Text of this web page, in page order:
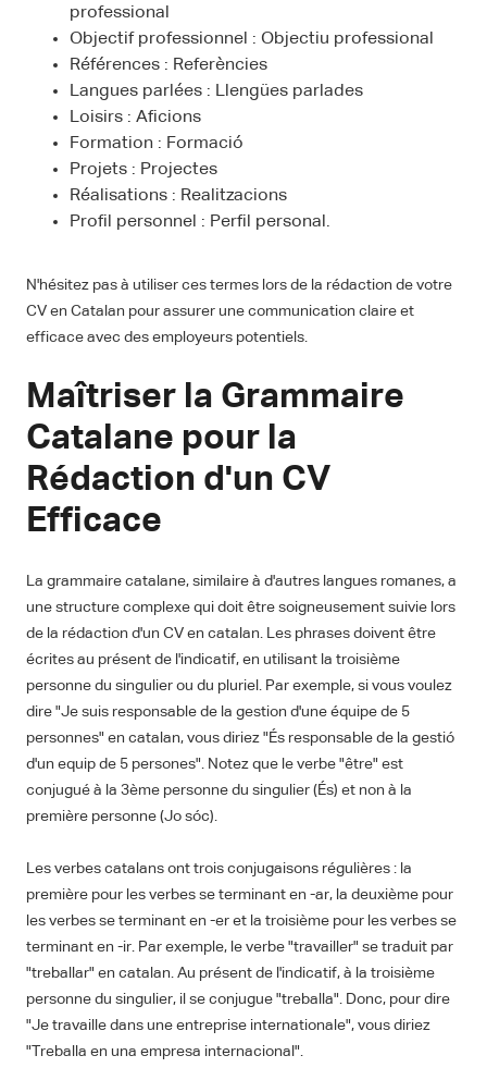
professional
Objectif professionnel : Objectiu professional
Références : Referències
Langues parlées : Llengües parlades
Loisirs : Aficions
Formation : Formació
Projets : Projectes
Réalisations : Realitzacions
Profil personnel : Perfil personal.
N'hésitez pas à utiliser ces termes lors de la rédaction de votre
CV en Catalan pour assurer une communication claire et
efficace avec des employeurs potentiels.
Maîtriser la Grammaire
Catalane pour la
Rédaction d'un CV
Efficace
La grammaire catalane, similaire à d'autres langues romanes, a
une structure complexe qui doit être soigneusement suivie lors
de la rédaction d'un CV en catalan. Les phrases doivent être
écrites au présent de l'indicatif, en utilisant la troisième
personne du singulier ou du pluriel. Par exemple, si vous voulez
dire "Je suis responsable de la gestion d'une équipe de 5
personnes" en catalan, vous diriez "És responsable de la gestió
d'un equip de 5 persones". Notez que le verbe "être" est
conjugué à la 3ème personne du singulier (És) et non à la
première personne (Jo sóc).
Les verbes catalans ont trois conjugaisons régulières : la
première pour les verbes se terminant en -ar, la deuxième pour
les verbes se terminant en -er et la troisième pour les verbes se
terminant en -ir. Par exemple, le verbe "travailler" se traduit par
"treballar" en catalan. Au présent de l'indicatif, à la troisième
personne du singulier, il se conjugue "treballa". Donc, pour dire
"Je travaille dans une entreprise internationale", vous diriez
"Treballa en una empresa internacional".